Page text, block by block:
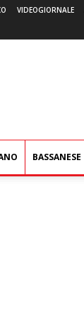
VIDEOGIORNALE
BASSANESE